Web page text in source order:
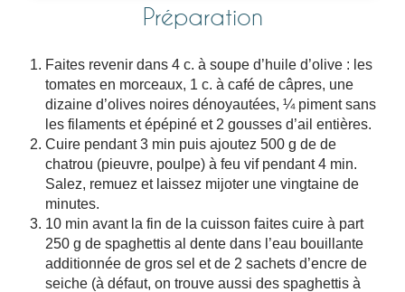
Préparation
Faites revenir dans 4 c. à soupe d’huile d’olive : les
tomates en morceaux, 1 c. à café de câpres, une
dizaine d’olives noires dénoyautées, ¼ piment sans
les filaments et épépiné et 2 gousses d’ail entières.
Cuire pendant 3 min puis ajoutez 500 g de de
chatrou (pieuvre, poulpe) à feu vif pendant 4 min.
Salez, remuez et laissez mijoter une vingtaine de
minutes.
10 min avant la fin de la cuisson faites cuire à part
250 g de spaghettis al dente dans l’eau bouillante
additionnée de gros sel et de 2 sachets d’encre de
seiche (à défaut, on trouve aussi des spaghettis à